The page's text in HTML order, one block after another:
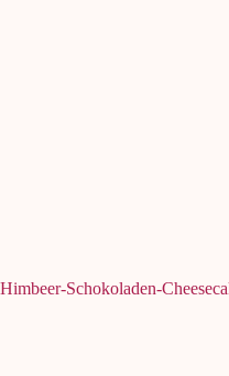
Himbeer-Schokoladen-